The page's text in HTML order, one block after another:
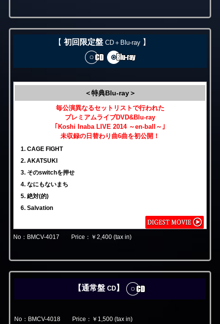
【 初回限定盤 CD＋Blu-ray 】
＜特典Blu-ray＞
毎公演異なるセットリストで行われた
プレミアムライブDVD&Blu-ray
｢Koshi Inaba LIVE 2014 ～en-ball～｣
未収録の日替わり曲6曲を初公開！
1. CAGE FIGHT
2. AKATSUKI
3. そのswitchを押せ
4. なにもないまち
5. 絶対(的)
6. Salvation
No：BMCV-4017 Price：￥2,400 (tax in)
【通常盤 CD】
No：BMCV-4018 Price：￥1,500 (tax in)